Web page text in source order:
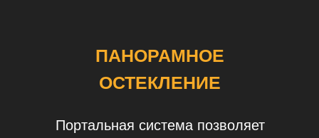
Портальная система позволяет
ПАНОРАМНОЕ
ОСТЕКЛЕНИЕ